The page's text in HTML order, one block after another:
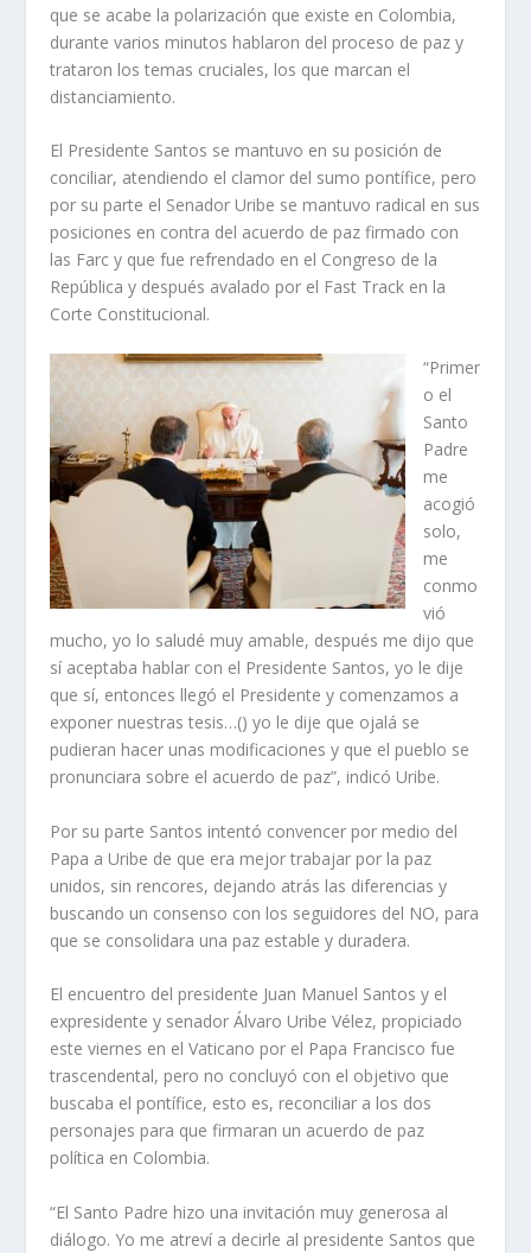
que se acabe la polarización que existe en Colombia,
durante varios minutos hablaron del proceso de paz y
trataron los temas cruciales, los que marcan el
distanciamiento.
El Presidente Santos se mantuvo en su posición de
conciliar, atendiendo el clamor del sumo pontífice, pero
por su parte el Senador Uribe se mantuvo radical en sus
posiciones en contra del acuerdo de paz firmado con
las Farc y que fue refrendado en el Congreso de la
República y después avalado por el Fast Track en la
Corte Constitucional.
“Primer
o el
Santo
Padre
me
acogió
solo,
me
conmo
vió
mucho, yo lo saludé muy amable, después me dijo que
sí aceptaba hablar con el Presidente Santos, yo le dije
que sí, entonces llegó el Presidente y comenzamos a
exponer nuestras tesis…() yo le dije que ojalá se
pudieran hacer unas modificaciones y que el pueblo se
pronunciara sobre el acuerdo de paz”, indicó Uribe.
Por su parte Santos intentó convencer por medio del
Papa a Uribe de que era mejor trabajar por la paz
unidos, sin rencores, dejando atrás las diferencias y
buscando un consenso con los seguidores del NO, para
que se consolidara una paz estable y duradera.
El encuentro del presidente Juan Manuel Santos y el
expresidente y senador Álvaro Uribe Vélez, propiciado
este viernes en el Vaticano por el Papa Francisco fue
trascendental, pero no concluyó con el objetivo que
buscaba el pontífice, esto es, reconciliar a los dos
personajes para que firmaran un acuerdo de paz
política en Colombia.
“El Santo Padre hizo una invitación muy generosa al
diálogo. Yo me atreví a decirle al presidente Santos que